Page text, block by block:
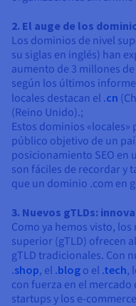
2. El auge de los
Los dominios de nivel
su siglas en inglés) han
aumento de 3 millones
según los últimos
locales destacan el .cn
(Reino Unido).;
Estos dominios
público objetivo de un
posicionamiento SEO
son fáciles de recordar y
que un dominio .com en
3. Nuevos gTLDs:
Como ya hemos visto,
superior (gTLD) ofrecen
gTLD tradicionales. Con
.shop, el .blog o el .tech,
con fuerza en el
startups y los e-